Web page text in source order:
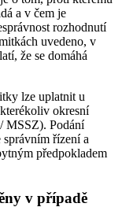
a v čem je
rozhodnutí
uvedeno, v
že se domáhá
lze uplatnit u
okresní
MSSZ). Podání
řízení a
předpokladem
v případě